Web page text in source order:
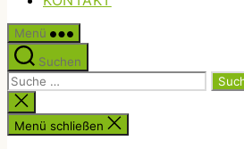
Menü
Suchen
Suche
nach:
Suche
schließen
Menü schließen